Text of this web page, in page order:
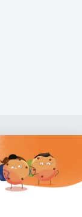
Realisatie: